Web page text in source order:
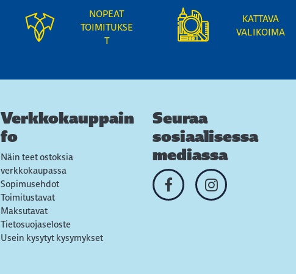
NOPEAT
TOIMITUKSE
T
KATTAVA
VALIKOIMA
Verkkokauppain
fo
Näin teet ostoksia
verkkokaupassa
Sopimusehdot
Toimitustavat
Maksutavat
Tietosuojaseloste
Usein kysytyt kysymykset
Seuraa
sosiaalisessa
mediassa